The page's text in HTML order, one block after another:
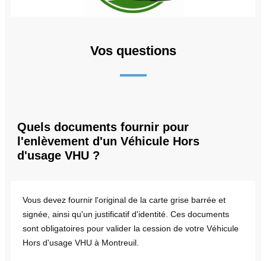
Vos questions
Quels documents fournir pour
l'enlèvement d'un Véhicule Hors
d'usage VHU ?
Vous devez fournir l'original de la carte grise barrée et
signée, ainsi qu'un justificatif d'identité. Ces documents
sont obligatoires pour valider la cession de votre Véhicule
Hors d'usage VHU à Montreuil.